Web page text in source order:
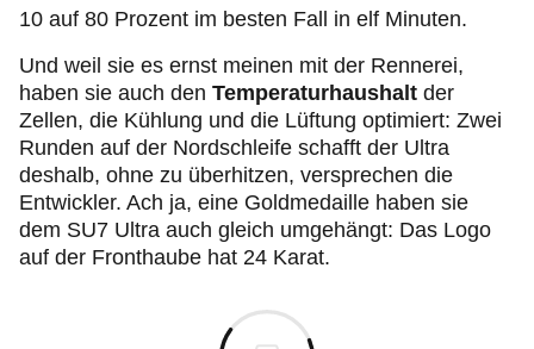
10 auf 80 Prozent im besten Fall in elf Minuten.
Und weil sie es ernst meinen mit der Rennerei,
haben sie auch den Temperaturhaushalt der
Zellen, die Kühlung und die Lüftung optimiert: Zwei
Runden auf der Nordschleife schafft der Ultra
deshalb, ohne zu überhitzen, versprechen die
Entwickler. Ach ja, eine Goldmedaille haben sie
dem SU7 Ultra auch gleich umgehängt: Das Logo
auf der Fronthaube hat 24 Karat.